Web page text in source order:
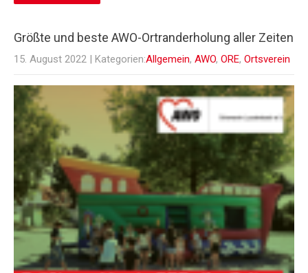
Größte und beste AWO-Ortranderholung aller Zeiten
15. August 2022 | Kategorien:Allgemein, AWO, ORE, Ortsverein